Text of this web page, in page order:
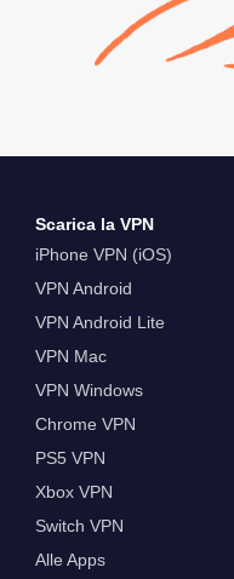
Scarica la VPN
iPhone VPN (iOS)
VPN Android
VPN Android Lite
VPN Mac
VPN Windows
Chrome VPN
PS5 VPN
Xbox VPN
Switch VPN
Alle Apps